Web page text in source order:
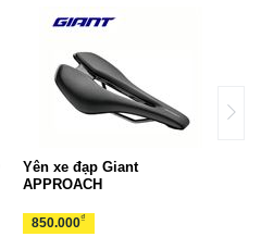
Yên xe đạp Giant
APPROACH
850.000₫